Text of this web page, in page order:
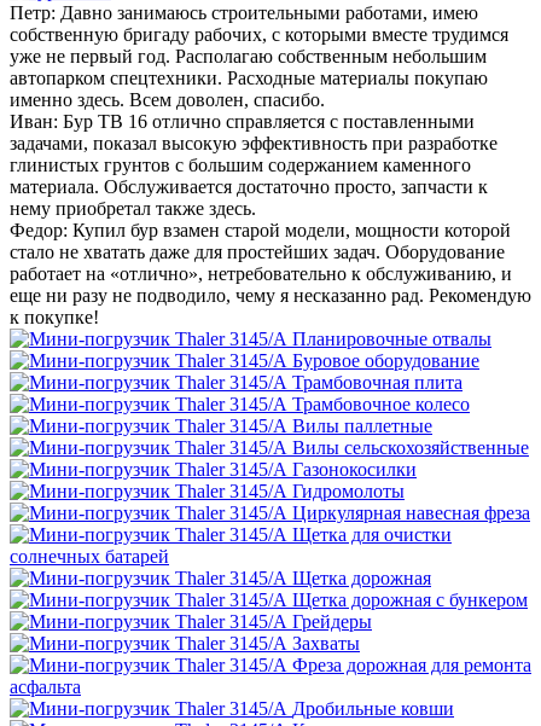
Петр: Давно занимаюсь строительными работами, имею
собственную бригаду рабочих, с которыми вместе трудимся
уже не первый год. Располагаю собственным небольшим
автопарком спецтехники. Расходные материалы покупаю
именно здесь. Всем доволен, спасибо.
Иван: Бур ТВ 16 отлично справляется с поставленными
задачами, показал высокую эффективность при разработке
глинистых грунтов с большим содержанием каменного
материала. Обслуживается достаточно просто, запчасти к
нему приобретал также здесь.
Федор: Купил бур взамен старой модели, мощности которой
стало не хватать даже для простейших задач. Оборудование
работает на «отлично», нетребовательно к обслуживанию, и
еще ни разу не подводило, чему я несказанно рад. Рекомендую
к покупке!
Планировочные отвалы
Буровое оборудование
Трамбовочная плита
Трамбовочное колесо
Вилы паллетные
Вилы сельскохозяйственные
Газонокосилки
Гидромолоты
Циркулярная навесная фреза
Щетка для очистки
солнечных батарей
Щетка дорожная
Щетка дорожная с бункером
Грейдеры
Захваты
Фреза дорожная для ремонта
асфальта
Дробильные ковши